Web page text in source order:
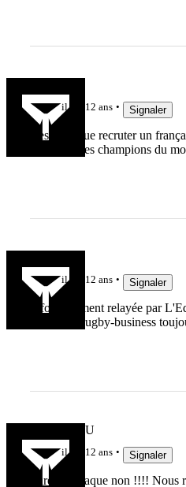
il y a 12 ans Signaler
Cest vrai que recruter un
le niveau des champions du
il y a 12 ans Signaler
Info également relayée par
limites du rugby-business
SAMPIERU
il y a 12 ans Signaler
Purée ça claque non !!!! Nous